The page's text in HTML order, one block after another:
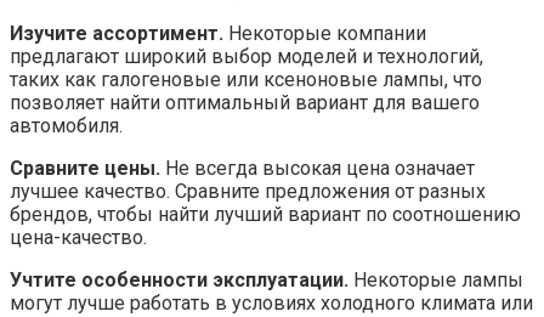
Изучите ассортимент. Некоторые компании
предлагают широкий выбор моделей и технологий,
таких как галогеновые или ксеноновые лампы, что
позволяет найти оптимальный вариант для вашего
автомобиля.
Сравните цены. Не всегда высокая цена означает
лучшее качество. Сравните предложения от разных
брендов, чтобы найти лучший вариант по соотношению
цена-качество.
Учтите особенности эксплуатации. Некоторые лампы
могут лучше работать в условиях холодного климата или